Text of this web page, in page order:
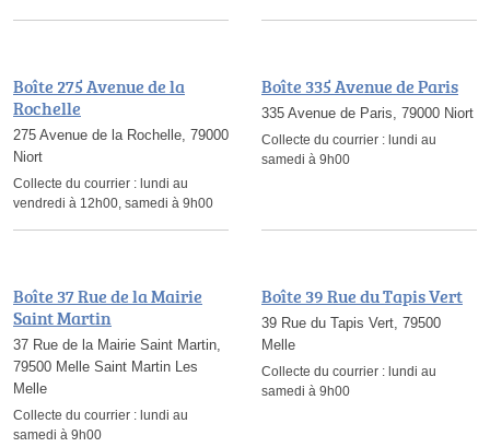
Boîte 275 Avenue de la
Rochelle
275 Avenue de la Rochelle, 79000
Niort
Collecte du courrier : lundi au
vendredi à 12h00, samedi à 9h00
Boîte 335 Avenue de Paris
335 Avenue de Paris, 79000 Niort
Collecte du courrier : lundi au
samedi à 9h00
Boîte 37 Rue de la Mairie
Saint Martin
37 Rue de la Mairie Saint Martin,
79500 Melle Saint Martin Les
Melle
Collecte du courrier : lundi au
samedi à 9h00
Boîte 39 Rue du Tapis Vert
39 Rue du Tapis Vert, 79500
Melle
Collecte du courrier : lundi au
samedi à 9h00